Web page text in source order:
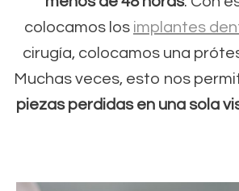
colocamos los implantes
cirugía, colocamos una
Muchas veces, esto nos
piezas perdidas en una sola